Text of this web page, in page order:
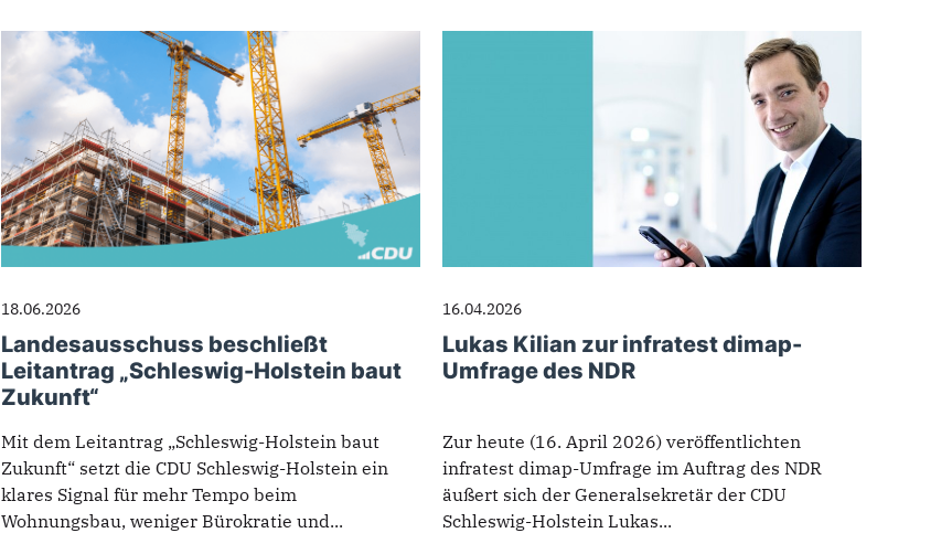
18.06.2026
Landesausschuss beschließt
Leitantrag „Schleswig-Holstein baut
Zukunft“
Mit dem Leitantrag „Schleswig-Holstein baut
Zukunft“ setzt die CDU Schleswig-Holstein ein
klares Signal für mehr Tempo beim
Wohnungsbau, weniger Bürokratie und...
16.04.2026
Lukas Kilian zur infratest dimap-
Umfrage des NDR
Zur heute (16. April 2026) veröffentlichten
infratest dimap-Umfrage im Auftrag des NDR
äußert sich der Generalsekretär der CDU
Schleswig-Holstein Lukas...